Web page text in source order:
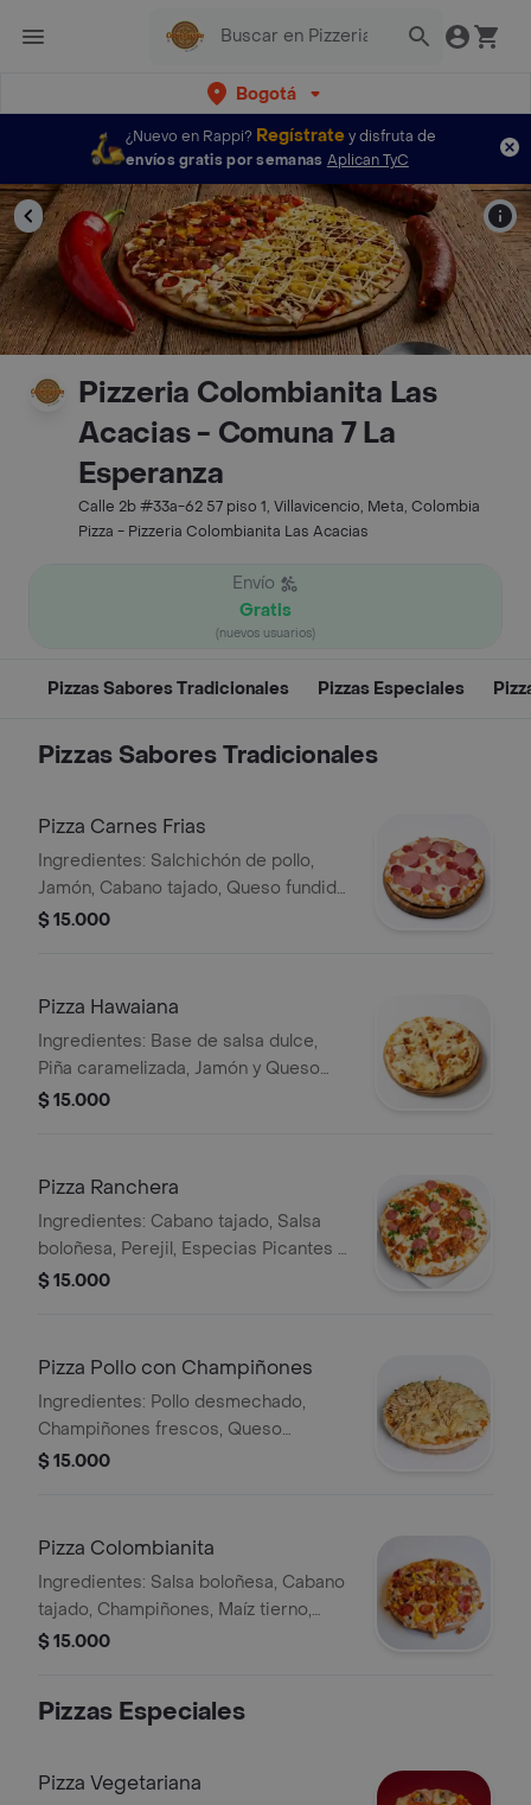
Bogotá
¿Nuevo en Rappi? Regístratey disfruta de
envíos gratis por semanas Aplican TyC
Pizzeria Colombianita Las
Acacias - Comuna 7 La
Esperanza
Calle 2b #33a-62 57 piso 1, Villavicencio, Meta, Colombia
Pizza - Pizzeria Colombianita Las Acacias
Envío
Gratis
(nuevos usuarios)
Pizzas Sabores Tradicionales Pizzas Especiales
Pizzas Sabores Tradicionales
Pizza Carnes Frias
Ingredientes: Salchichón de pollo,
Jamón, Cabano tajado, Queso fundido
y Especias. Tamaño Pizzeta.
$ 15.000
Pizza Hawaiana
Ingredientes: Base de salsa dulce,
Piña caramelizada, Jamón y Queso
fundido. Tamaño Pizzeta.
$ 15.000
Pizza Ranchera
Ingredientes: Cabano tajado, Salsa
boloñesa, Perejil, Especias Picantes y
Queso fundido. Tamaño Pizzeta.
$ 15.000
Pizza Pollo con Champiñones
Ingredientes: Pollo desmechado,
Champiñones frescos, Queso
derretido y Especias. Tamaño Pizzeta.
$ 15.000
Pizza Colombianita
Ingredientes: Salsa boloñesa, Cabano
tajado, Champiñones, Maíz tierno,
Queso fundido y Especias. Tamaño
$ 15.000
Pizzas Especiales
Pizza Vegetariana